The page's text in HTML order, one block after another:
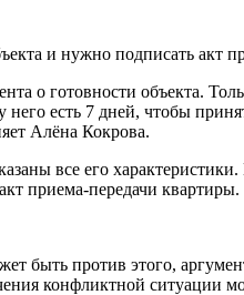
и нужно подписать акт
о готовности объекта.
есть 7 дней, чтобы
Алёна Кокрова.
все его
приема-передачи квартиры.
быть против этого,
конфликтной ситуации